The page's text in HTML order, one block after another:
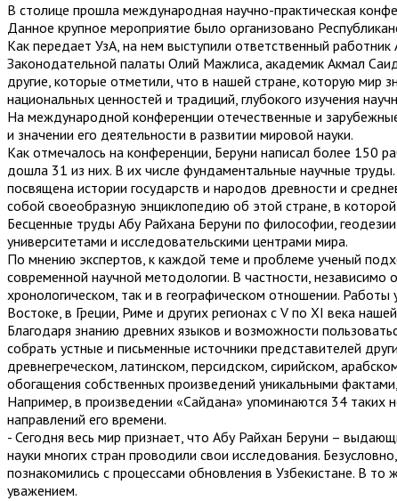
В столице прошла международная научно-практическая
Данное крупное мероприятие было организовано
Как передает УзА, на нем выступили ответственный
Законодательной палаты Олий Мажлиса, академик Акмал
другие, которые отметили, что в нашей стране, которую мир
национальных ценностей и традиций, глубокого изучения
На международной конференции отечественные и
и значении его деятельности в развитии мировой науки.
Как отмечалось на конференции, Беруни написал более 150
дошла 31 из них. В их числе фундаментальные научные
посвящена истории государств и народов древности и
собой своеобразную энциклопедию об этой стране, в
Бесценные труды Абу Райхана Беруни по философии,
университетами и исследовательскими центрами мира.
По мнению экспертов, к каждой теме и проблеме ученый
современной научной методологии. В частности,
хронологическом, так и в географическом отношении.
Востоке, в Греции, Риме и других регионах с V по XI века
Благодаря знанию древних языков и возможности
собрать устные и письменные источники представителей
древнегреческом, латинском, персидском, сирийском,
обогащения собственных произведений уникальными
Например, в произведении «Сайдана» упоминаются 34
направлений его времени.
- Сегодня весь мир признает, что Абу Райхан Беруни –
науки многих стран проводили свои исследования.
познакомились с процессами обновления в Узбекистане. В
уважением.